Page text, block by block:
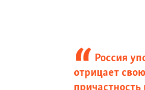
Россия
отрицает свою